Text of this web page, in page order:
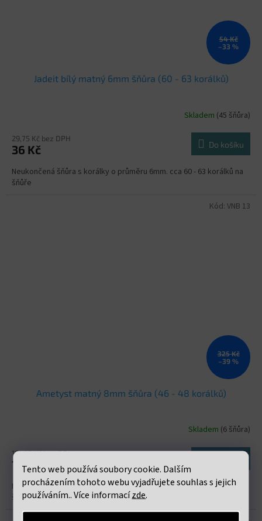
Tento web používá soubory cookie. Dalším
procházením tohoto webu vyjadřujete souhlas s jejich
používáním.. Více informacízde.
54 Kč
–33 %
Jadeit bílý matný 6mm šňůra (60 - 63 korálků)
produktu
je
z
5
Skladem (45 šňůra)
29,75 Kč bez DPH
36 Kč Do košíku
Neukončená šňůra s korálky o průměru 6mm. cca 60 - 63 korálků na
šňůře
325 Kč
–39 %
Ametyst matný 8mm šňůra (46 - 48 korálků)
Skladem (6 šňůra)
161,98 Kč bez DPH
196 Kč
Neukončená šňůra s korálky o průměru 8mm. cca 46 - 48 korálků na
šňůře
Kód: VNB 13